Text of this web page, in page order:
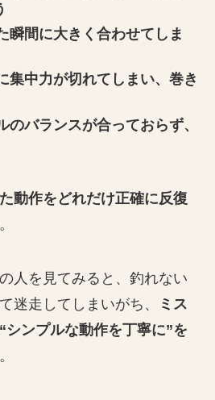
瞬間に大きく合わせてしま
集中力が切れてしまい、巻き
のバランスが合っておらず、
動作をどれだけ正確に反復
人を見てみると、釣れない
迷走してしまいがち、
ミス
シンプルな動作を丁寧に”を